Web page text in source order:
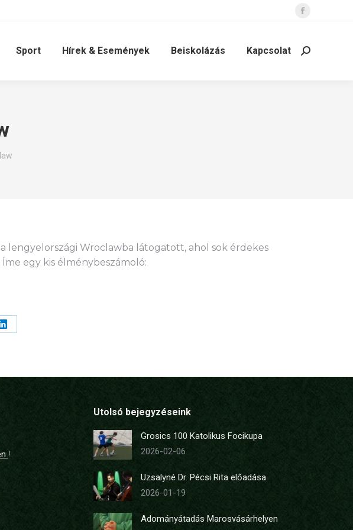
Facebook
opens
Sport Hírek & Események Beiskolázás Kapcsolat Search:
lengyelországi Wroclawba látogatott, ahol sok érdekes
egy kis élménybeszámoló:
Share
!
Utolsó bejegyzéseink
Grosics 100 Katolikus Focikupa
2026-02-06
Uzsalyné Dr. Pécsi Rita előadása
2026-01-19
Adományátadás Marosvásárhelyen